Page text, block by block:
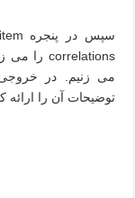
سپس در پنجره
correlations را می
می زنیم. در
توضیحات آن را ارائه